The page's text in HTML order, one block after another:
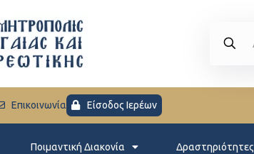
Eπικοινωνία Είσοδος Ιερέων
Ποιμαντική Διακονία Δραστηριότητες